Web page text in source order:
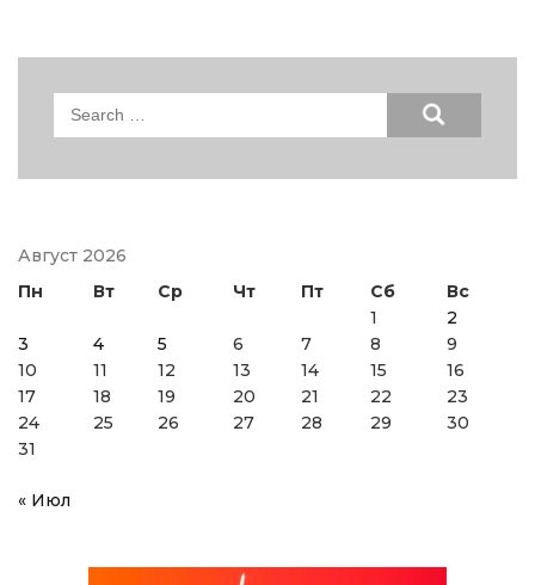
Search
Август 2026
Пн
Вт Ср Чт Пт Сб
Вс
1
2
3
4 5 6 7 8
9
10
11 12 13 14 15
16
17
18 19 20 21 22
23
24
25 26 27 28 29
30
31
« Июл